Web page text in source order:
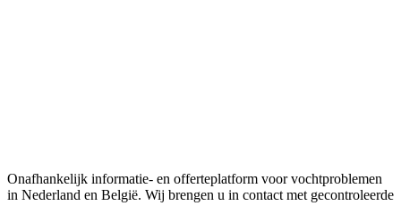
Onafhankelijk informatie- en offerteplatform voor vochtproblemen
in Nederland en België. Wij brengen u in contact met gecontroleerde